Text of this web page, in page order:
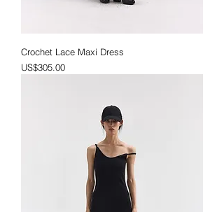
Crochet Lace Maxi Dress
價格
US$305.00